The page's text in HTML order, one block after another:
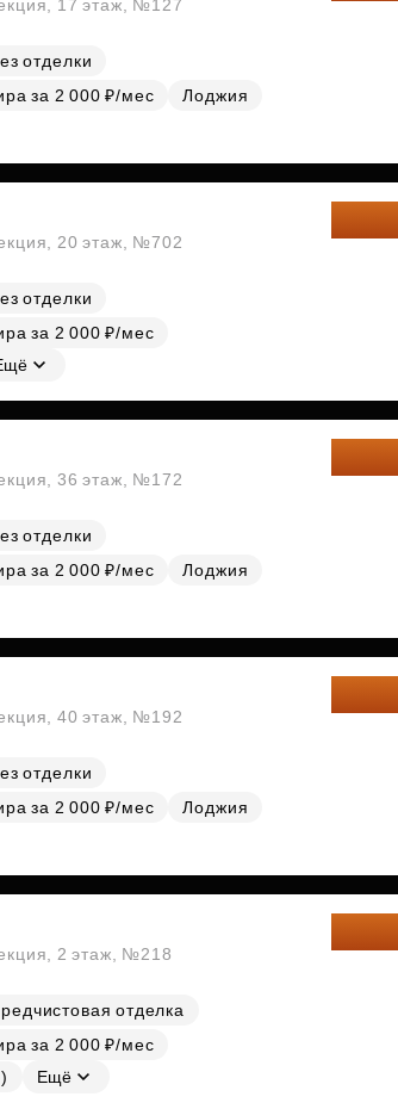
17 этаж, №127
отделки
за 2 000 ₽/мес
Лоджия
20 этаж, №702
отделки
за 2 000 ₽/мес
36 этаж, №172
отделки
за 2 000 ₽/мес
Лоджия
40 этаж, №192
отделки
за 2 000 ₽/мес
Лоджия
2 этаж, №218
отделка
за 2 000 ₽/мес
Ещё